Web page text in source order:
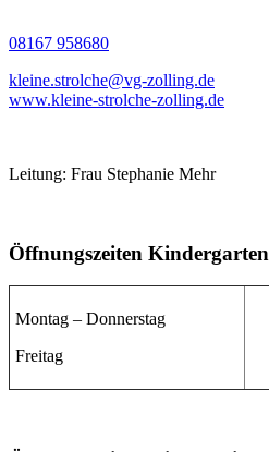
08167 958680
kleine.strolche@vg-zolling.de
www.kleine-strolche-zolling.de
Leitung: Frau Stephanie Mehr
Öffnungszeiten Kindergarten
Montag – Donnerstag
Freitag